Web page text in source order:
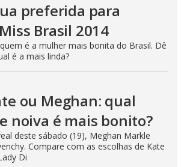
preferida para
Brasil 2014
é a mulher mais bonita do Brasil. Dê
é a mais linda?
ou Meghan: qual
noiva é mais bonito?
deste sábado (19), Meghan Markle
Compare com as escolhas de Kate
Di